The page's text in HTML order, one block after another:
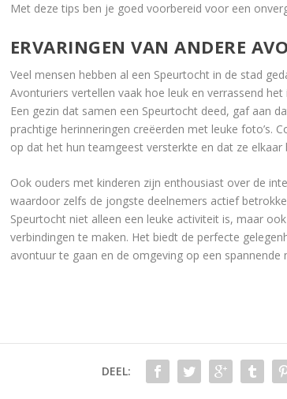
Met deze tips ben je goed voorbereid voor een
ERVARINGEN VAN ANDERE
Veel mensen hebben al een Speurtocht in de stad
Avonturiers vertellen vaak hoe leuk en verrassend
Een gezin dat samen een Speurtocht deed, gaf aan
prachtige herinneringen creëerden met leuke foto’s.
op dat het hun teamgeest versterkte en dat ze
Ook ouders met kinderen zijn enthousiast over de
waardoor zelfs de jongste deelnemers actief
Speurtocht niet alleen een leuke activiteit is, maar
verbindingen te maken. Het biedt de perfecte
avontuur te gaan en de omgeving op een spannende
DEEL: